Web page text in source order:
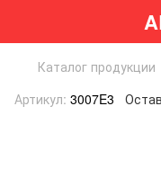
Каталог продукции
Артикул: 3007E3